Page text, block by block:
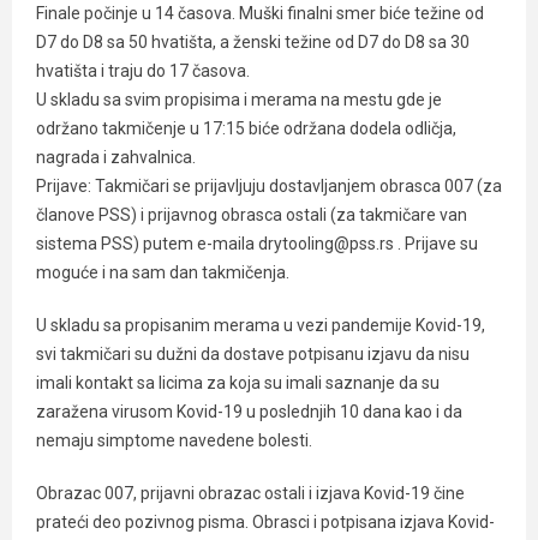
Finale počinje u 14 časova. Muški finalni smer biće težine od
D7 do D8 sa 50 hvatišta, a ženski težine od D7 do D8 sa 30
hvatišta i traju do 17 časova.
U skladu sa svim propisima i merama na mestu gde je
održano takmičenje u 17:15 biće održana dodela odličja,
nagrada i zahvalnica.
Prijave: Takmičari se prijavljuju dostavljanjem obrasca 007 (za
članove PSS) i prijavnog obrasca ostali (za takmičare van
sistema PSS) putem e-maila drytooling@pss.rs . Prijave su
moguće i na sam dan takmičenja.
U skladu sa propisanim merama u vezi pandemije Kovid-19,
svi takmičari su dužni da dostave potpisanu izjavu da nisu
imali kontakt sa licima za koja su imali saznanje da su
zaražena virusom Kovid-19 u poslednjih 10 dana kao i da
nemaju simptome navedene bolesti.
Obrazac 007, prijavni obrazac ostali i izjava Kovid-19 čine
prateći deo pozivnog pisma. Obrasci i potpisana izjava Kovid-